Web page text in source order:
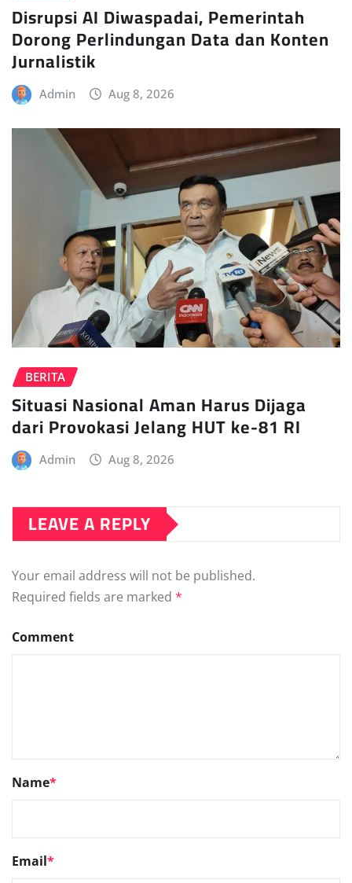
Disrupsi AI Diwaspadai, Pemerintah
Dorong Perlindungan Data dan Konten
Jurnalistik
Admin Aug 8, 2026
BERITA
Situasi Nasional Aman Harus Dijaga
dari Provokasi Jelang HUT ke-81 RI
Admin Aug 8, 2026
LEAVE A REPLY
Your email address will not be published.
Required fields are marked *
Comment
Name*
Email*